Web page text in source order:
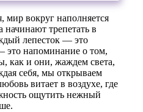
мир вокруг наполняется
трепетать в
лепесток — это
это напоминание о том,
как и они, жаждем света,
себя, мы открываем
витает в воздухе, где
ощутить нежный